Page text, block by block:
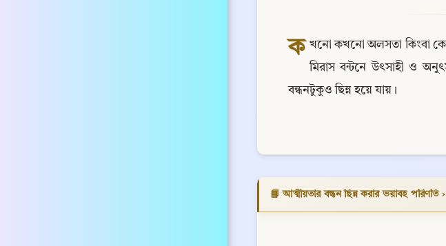
ক খনো কখনো অলসতা কিংবা
মিরাস বন্টনে উৎসাহী ও
বন্ধনটুকুও ছিন্ন হয়ে যায়।
📘 আত্মীয়তার বন্ধন ছিন্ন করার ভয়াবহ পরিণতি ›